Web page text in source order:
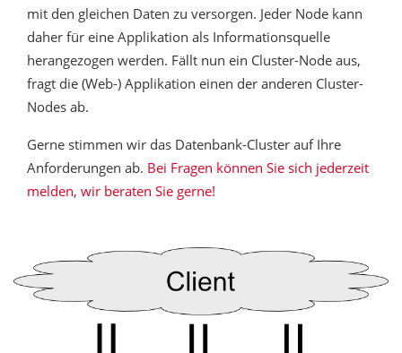
mit den gleichen Daten zu versorgen. Jeder Node kann
daher für eine Applikation als Informationsquelle
herangezogen werden. Fällt nun ein Cluster-Node aus,
fragt die (Web-) Applikation einen der anderen Cluster-
Nodes ab.
Gerne stimmen wir das Datenbank-Cluster auf Ihre
Anforderungen ab. Bei Fragen können Sie sich jederzeit
melden, wir beraten Sie gerne!